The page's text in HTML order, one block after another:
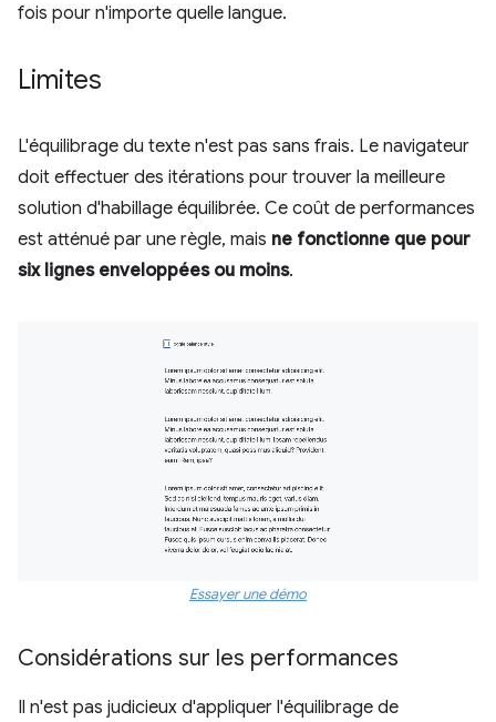
fois pour n'importe quelle langue.
Limites
L'équilibrage du texte n'est pas sans frais. Le navigateur
doit effectuer des itérations pour trouver la meilleure
solution d'habillage équilibrée. Ce coût de performances
est atténué par une règle, mais ne fonctionne que pour
six lignes enveloppées ou moins.
Essayer une démo
Considérations sur les performances
Il n'est pas judicieux d'appliquer l'équilibrage de